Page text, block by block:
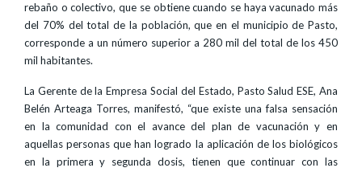
rebaño o colectivo, que se obtiene cuando se haya vacunado más
del 70% del total de la población, que en el municipio de Pasto,
corresponde a un número superior a 280 mil del total de los 450
mil habitantes.
La Gerente de la Empresa Social del Estado, Pasto Salud ESE, Ana
Belén Arteaga Torres, manifestó, “que existe una falsa sensación
en la comunidad con el avance del plan de vacunación y en
aquellas personas que han logrado la aplicación de los biológicos
en la primera y segunda dosis, tienen que continuar con las